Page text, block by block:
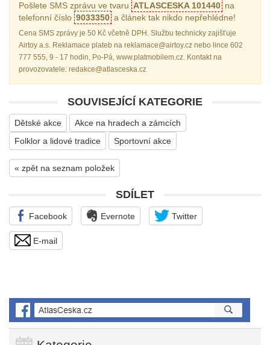
Pošlete SMS zprávu ve tvaru ATLASCESKA 101440 na
telefonní číslo 9033350 a článek tak nikdo nepřehlédne!
Cena SMS zprávy je 50 Kč včetně DPH. Službu technicky zajišťuje
Airtoy a.s. Reklamace plateb na reklamace@airtoy.cz nebo lince 602
777 555, 9 - 17 hodin, Po-Pá, www.platmobilem.cz. Kontakt na
provozovatele: redakce@atlasceska.cz
SOUVISEJÍCÍ KATEGORIE
Dětské akce
Akce na hradech a zámcích
Folklor a lidové tradice
Sportovní akce
« zpět na seznam položek
SDÍLET
Facebook Evernote Twitter
E-mail